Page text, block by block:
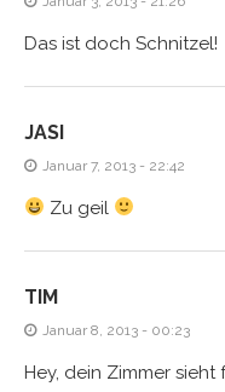
Das ist doch Schnitzel!
JASI
Januar 7, 2013 - 22:42
Zu geil
TIM
Januar 8, 2013 - 00:23
Hey, dein Zimmer